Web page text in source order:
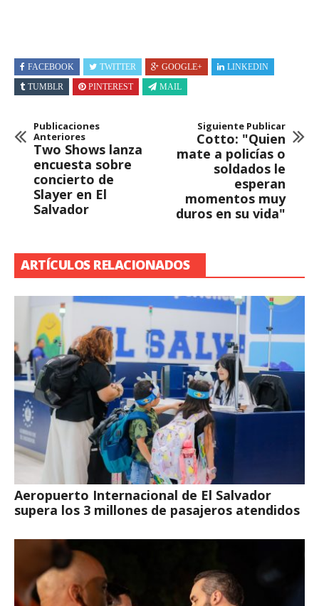
FACEBOOK TWITTER GOOGLE+
LINKEDIN
TUMBLR
PINTEREST MAIL
Publicaciones
Anteriores
Two Shows lanza
encuesta sobre
concierto de
Slayer en El
Salvador
Siguiente Publicar
Cotto: "Quien
mate a policías o
soldados le
esperan
momentos muy
duros en su vida"
ARTÍCULOS RELACIONADOS
Aeropuerto Internacional de El Salvador
supera los 3 millones de pasajeros atendidos